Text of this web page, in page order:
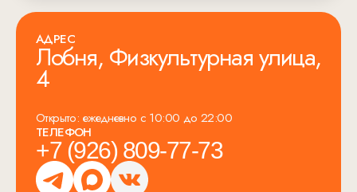
АДРЕС
Лобня, Физкультурная улица,
4
Открыто: ежедневно с 10:00 до 22:00
ТЕЛЕФОН
+7 (926) 809-77-73